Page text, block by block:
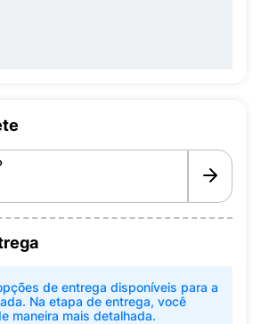
de entrega disponíveis para a
Na etapa de entrega, você
maneira mais detalhada.